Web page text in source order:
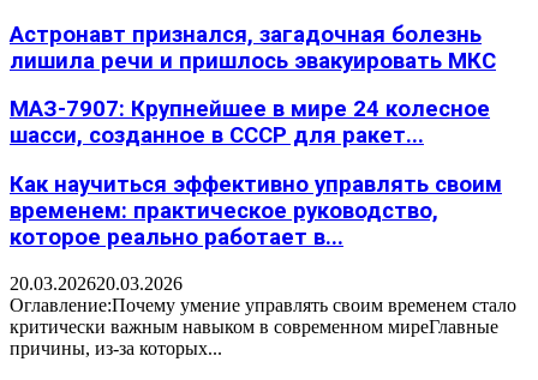
Астронавт признался, загадочная болезнь
лишила речи и пришлось эвакуировать МКС
МАЗ-7907: Крупнейшее в мире 24 колесное
шасси, созданное в СССР для ракет...
Как научиться эффективно управлять своим
временем: практическое руководство,
которое реально работает в...
20.03.202620.03.2026
Оглавление:Почему умение управлять своим временем стало
критически важным навыком в современном миреГлавные
причины, из-за которых...